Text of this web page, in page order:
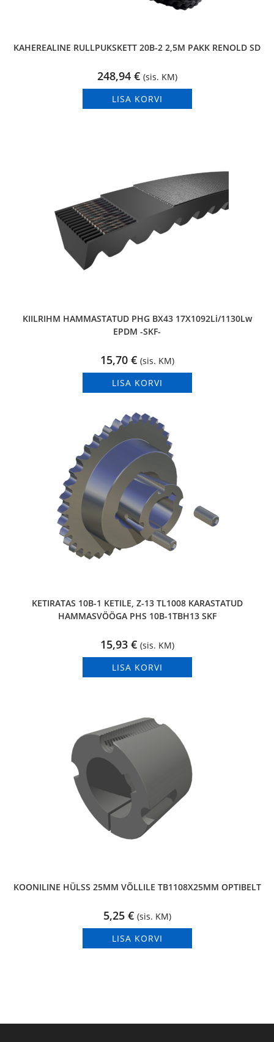
KAHEREALINE RULLPUKSKETT 20B-2 2,5M PAKK RENOLD SD
248,94 € (sis. KM)
LISA KORVI
KIILRIHM HAMMASTATUD PHG BX43 17X1092Li/1130Lw
EPDM -SKF-
15,70 € (sis. KM)
LISA KORVI
KETIRATAS 10B-1 KETILE, Z-13 TL1008 KARASTATUD
HAMMASVÖÖGA PHS 10B-1TBH13 SKF
15,93 € (sis. KM)
LISA KORVI
KOONILINE HÜLSS 25MM VÕLLILE TB1108X25MM OPTIBELT
5,25 € (sis. KM)
LISA KORVI